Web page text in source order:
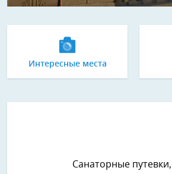
Интересные места
Санаторные